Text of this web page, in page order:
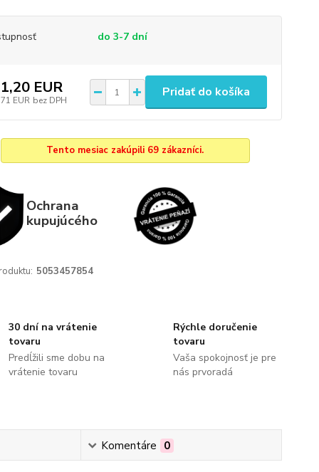
do 3-7 dní
EUR
EUR bez DPH
Pridať do košíka
Tento mesiac zakúpili 69 zákazníci.
Ochrana
kupujúcého
5053457854
30 dní na vrátenie
tovaru
Predĺžili sme dobu na
vrátenie tovaru
Rýchle doručenie
tovaru
Vaša spokojnosť je pre
nás prvoradá
Komentáre 0